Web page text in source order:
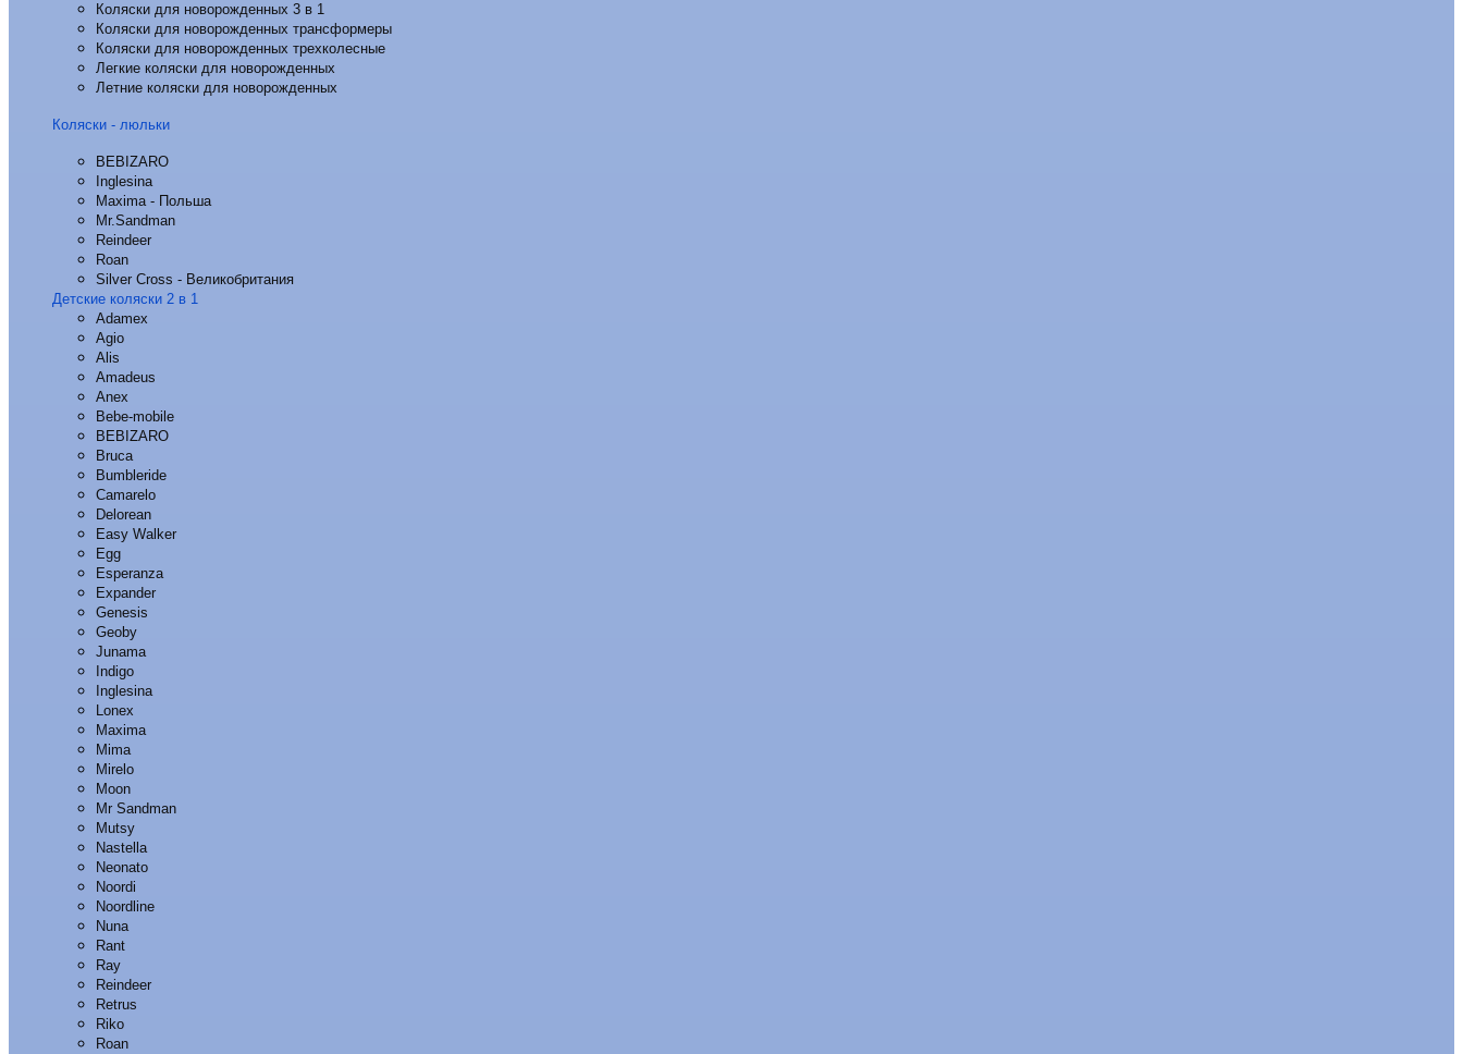
Коляски для новорожденных 3 в 1
Коляски для новорожденных трансформеры
Коляски для новорожденных трехколесные
Легкие коляски для новорожденных
Летние коляски для новорожденных
Коляски - люльки
BEBIZARO
Inglesina
Maxima - Польша
Mr.Sandman
Reindeer
Roan
Silver Cross - Великобритания
Детские коляски 2 в 1
Adamex
Agio
Alis
Amadeus
Anex
Bebe-mobile
BEBIZARO
Bruca
Bumbleride
Camarelo
Delorean
Easy Walker
Egg
Esperanza
Expander
Genesis
Geoby
Junama
Indigo
Inglesina
Lonex
Maxima
Mima
Mirelo
Moon
Mr Sandman
Mutsy
Nastella
Neonato
Noordi
Noordline
Nuna
Rant
Ray
Reindeer
Retrus
Riko
Roan